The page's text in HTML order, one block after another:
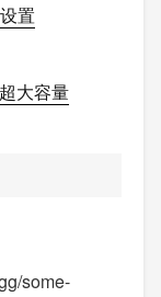
置
大容量
some-